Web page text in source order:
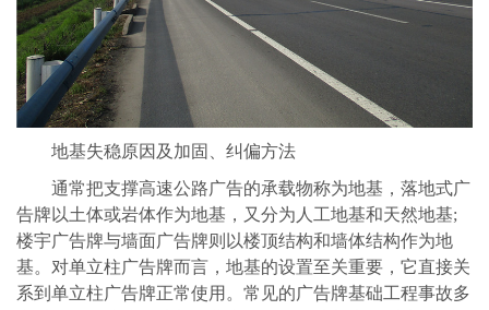
地基失稳原因及加固、纠偏方法
通常把支撑高速公路广告的承载物称为地基，落地式广
告牌以土体或岩体作为地基，又分为人工地基和天然地基;
楼宇广告牌与墙面广告牌则以楼顶结构和墙体结构作为地
基。对单立柱广告牌而言，地基的设置至关重要，它直接关
系到单立柱广告牌正常使用。常见的广告牌基础工程事故多